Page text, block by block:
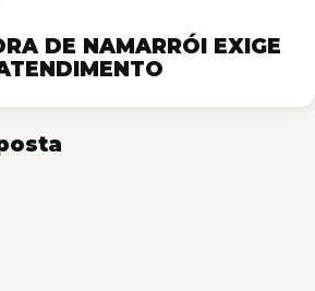
DE NAMARRÓI EXIGE